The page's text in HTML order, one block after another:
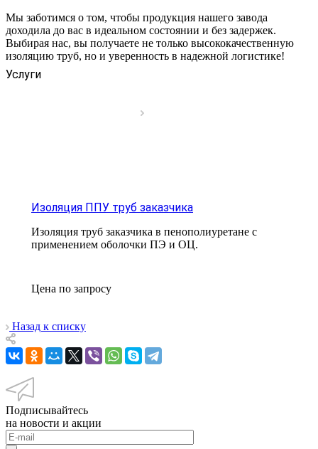
Мы заботимся о том, чтобы продукция нашего завода
доходила до вас в идеальном состоянии и без задержек.
Выбирая нас, вы получаете не только высококачественную
изоляцию труб, но и уверенность в надежной логистике!
Услуги
Изоляция ППУ труб заказчика
Изоляция труб заказчика в пенополиуретане с
применением оболочки ПЭ и ОЦ.
Цена по запросу
Назад к списку
Подписывайтесь
на новости и акции